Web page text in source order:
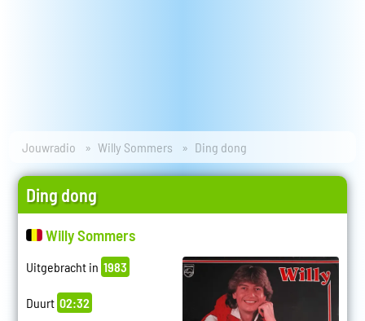
Jouwradio Willy Sommers Ding dong
Ding dong
Willy Sommers
Uitgebracht in 1983
Duurt 02:32